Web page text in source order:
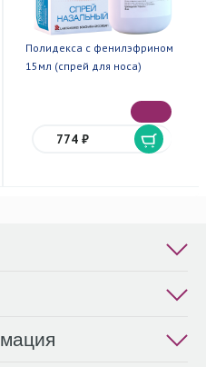
Полидекса с фенилэфрином
15мл (спрей для носа)
774 ₽